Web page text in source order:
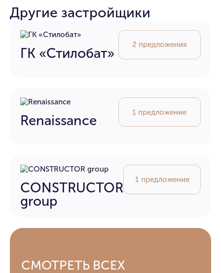
Другие застройщики
ГК «Стилобат»
2 предложения
Renaissance
1 предложение
CONSTRUCTOR
group
1 предложение
СМОТРЕТЬ ВСЕХ